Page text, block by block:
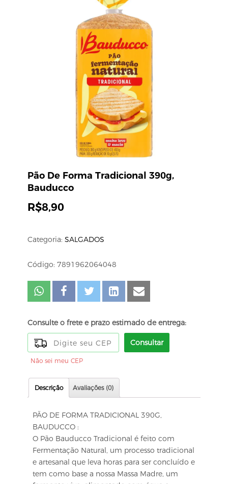
Pão De Forma Tradicional 390g,
Bauducco
R$8,90
Categoria: SALGADOS
Código: 7891962064048
Consulte o frete e prazo estimado de entrega:
Consultar
Não sei meu CEP
Descrição Avaliações (0)
PÃO DE FORMA TRADICIONAL 390G,
BAUDUCCO :
O Pão Bauducco Tradicional é feito com
Fermentação Natural, um processo tradicional
e artesanal que leva horas para ser concluído e
tem como base a nossa Massa Madre, um